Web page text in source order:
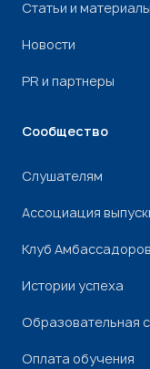
Статьи и материалы
Новости
PR и партнеры
Сообщество
Слушателям
Ассоциация
Клуб Амбассадоров
Истории успеха
Образовательная
Оплата обучения